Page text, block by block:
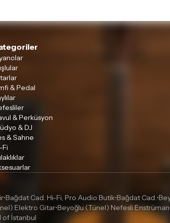
& Pedal
& Perküsyon
& DJ
& Sahne
Fi
•Bağdat Cad. Hi-Fi, Pro Audio Butik•Bağdat Cad.•
Elektro Gitar•Beyoğlu (Tünel) Nefesli Enstrüman
of İstanbul